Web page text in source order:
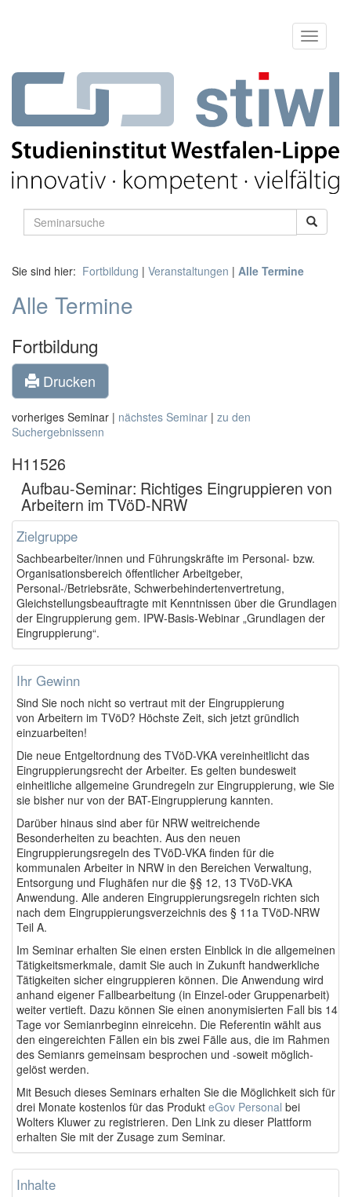
Sie sind hier: Fortbildung | Veranstaltungen | Alle Termine
Alle Termine
Fortbildung
Drucken
vorheriges Seminar | nächstes Seminar | zu den
Suchergebnissenn
H11526
Aufbau-Seminar: Richtiges Eingruppieren von
Arbeitern im TVöD-NRW
Zielgruppe
Sachbearbeiter/innen und Führungskräfte im Personal- bzw.
Organisationsbereich öffentlicher Arbeitgeber,
Personal-/Betriebsräte, Schwerbehindertenvertretung,
Gleichstellungsbeauftragte mit Kenntnissen über die Grundlagen
der Eingruppierung gem. IPW-Basis-Webinar „Grundlagen der
Eingruppierung“.
Ihr Gewinn
Sind Sie noch nicht so vertraut mit der Eingruppierung
von Arbeitern im TVöD? Höchste Zeit, sich jetzt gründlich
einzuarbeiten!
Die neue Entgeltordnung des TVöD-VKA vereinheitlicht das
Eingruppierungsrecht der Arbeiter. Es gelten bundesweit
einheitliche allgemeine Grundregeln zur Eingruppierung, wie Sie
sie bisher nur von der BAT-Eingruppierung kannten.
Darüber hinaus sind aber für NRW weitreichende
Besonderheiten zu beachten. Aus den neuen
Eingruppierungsregeln des TVöD-VKA finden für die
kommunalen Arbeiter in NRW in den Bereichen Verwaltung,
Entsorgung und Flughäfen nur die §§ 12, 13 TVöD-VKA
Anwendung. Alle anderen Eingruppierungsregeln richten sich
nach dem Eingruppierungsverzeichnis des § 11a TVöD-NRW
Teil A.
Im Seminar erhalten Sie einen ersten Einblick in die allgemeinen
Tätigkeitsmerkmale, damit Sie auch in Zukunft handwerkliche
Tätigkeiten sicher eingruppieren können. Die Anwendung wird
anhand eigener Fallbearbeitung (in Einzel-oder Gruppenarbeit)
weiter vertieft. Dazu können Sie einen anonymisierten Fall bis 14
Tage vor Semianrbeginn einreicehn. Die Referentin wählt aus
den eingereichten Fällen ein bis zwei Fälle aus, die im Rahmen
des Semianrs gemeinsam besprochen und -soweit möglich-
gelöst werden.
Mit Besuch dieses Seminars erhalten Sie die Möglichkeit sich für
drei Monate kostenlos für das Produkt eGov Personal bei
Wolters Kluwer zu registrieren. Den Link zu dieser Plattform
erhalten Sie mit der Zusage zum Seminar.
Inhalte